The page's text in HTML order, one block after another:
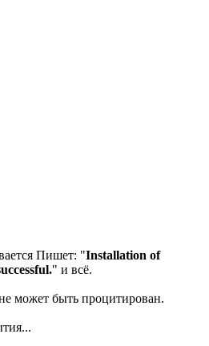
Пишет: "Installation of
" и всё.
может быть процитирован.